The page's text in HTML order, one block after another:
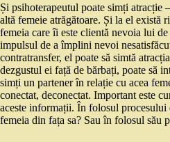
Și psihoterapeutul poate simți atracție
altă femeie atrăgătoare. Și la el există
femeia care îi este clientă nevoia lui
impulsul de a împlini nevoi
contratransfer, el poate să simtă
dezgustul ei față de bărbați, poate să
simți un partener în relație cu acea
conectat, deconectat. Important este
aceste informații. În folosul procesului
femeia din fața sa? Sau în folosul său